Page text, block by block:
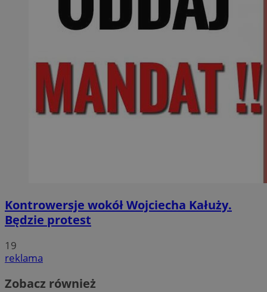
Kontrowersje wokół Wojciecha Kałuży.
Będzie protest
19
reklama
Zobacz również